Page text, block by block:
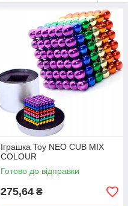
Іграшка Toy NEO CUB MIX
COLOUR
Готово до відправки
275,64 ₴